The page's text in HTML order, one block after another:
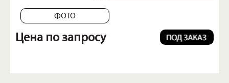
ФОТО
Цена по запросу